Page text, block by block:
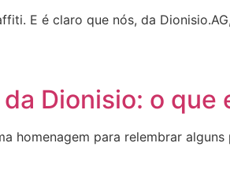
E é claro que nós, da
Dionisio: o
homenagem para relembrar